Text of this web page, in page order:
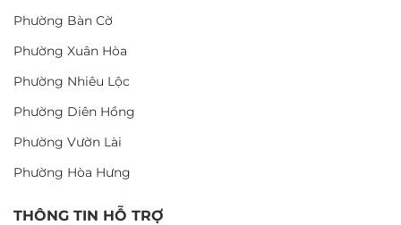
Phường Bàn Cờ
Phường Xuân Hòa
Phường Nhiêu Lộc
Phường Diên Hồng
Phường Vườn Lài
Phường Hòa Hưng
THÔNG TIN HỖ TRỢ